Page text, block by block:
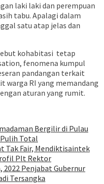
laki laki dan perempuan
tabu. Apalagi dalam
satu atap jelas dan
kohabitasi tetap
fenomena kumpul
pandangan terkait
warga RI yang memandang
aturan yang rumit.
Bergilir di Pulau
Pulih Total
Tak Fair, Mendiktisaintek
Plt Rektor
2022 Penjabat Gubernur
Tersangka